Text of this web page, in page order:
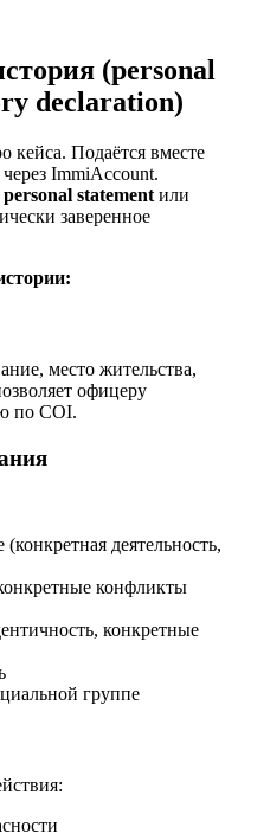
(personal
declaration)
кейса. Подаётся вместе
ImmiAccount.
personal statement или
заверенное
место жительства,
офицеру
по COI.
деятельность,
конфликты
конкретные
группе